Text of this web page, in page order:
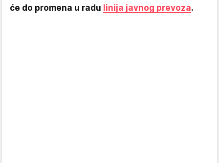
će do promena u radu linija javnog prevoza.